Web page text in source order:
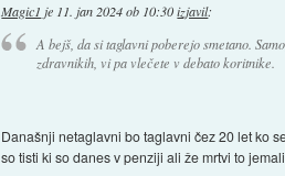
Magic1 je 11. jan 2024 ob 10:30 izjavil:
A bejš, da si taglavni poberejo smetano.
zdravnikih, vi pa vlečete v debato koritnike.
Današnji netaglavni bo taglavni čez 20 let ko
so tisti ki so danes v penziji ali že mrtvi to